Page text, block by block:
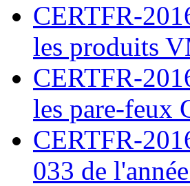
CERTFR-
les produits
CERTFR-
les pare-feux
CERTFR-
033 de